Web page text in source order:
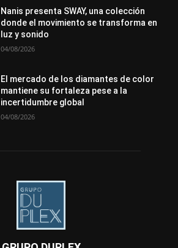
Nanis presenta SWAY, una colección
donde el movimiento se transforma en
luz y sonido
04/08/2026
El mercado de los diamantes de color
mantiene su fortaleza pese a la
incertidumbre global
04/08/2026